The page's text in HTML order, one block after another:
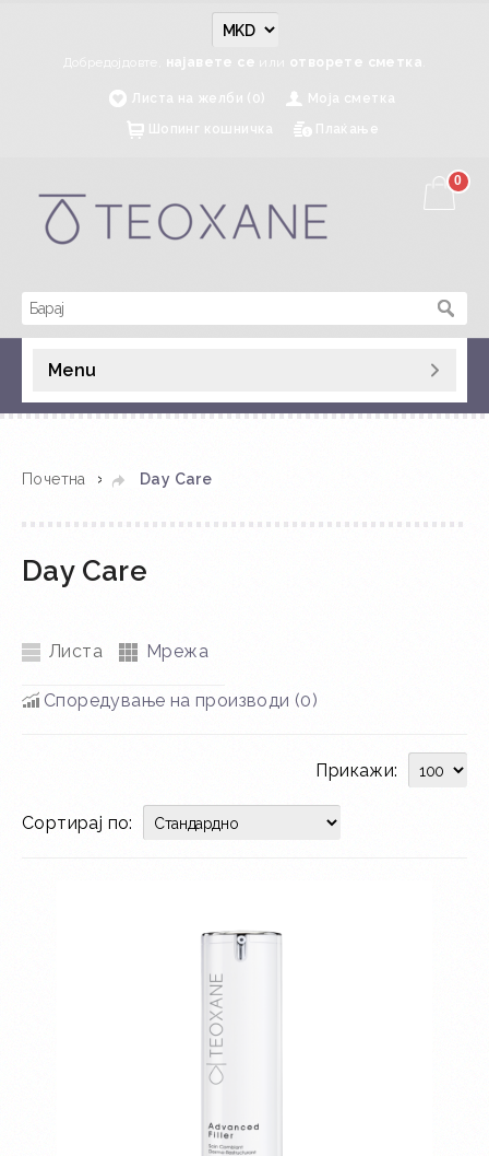
Добредојдовте, најавете се или отворете сметка
Листа на желби (0)
Моја сметка
Шопинг кошничка
Плаќање
0
Menu
Почетна » Day Care
Day Care
Листа Мрежа
Споредување на производи (0)
Прикажи:
Сортирај по: